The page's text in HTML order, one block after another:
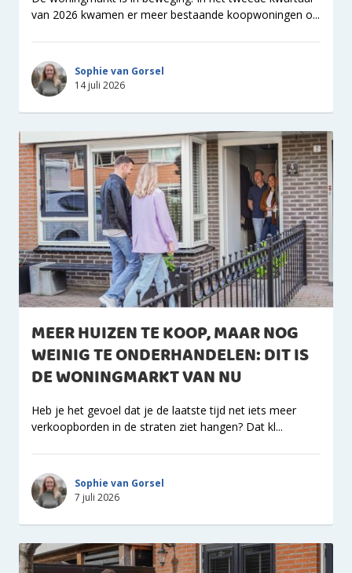
van 2026 kwamen er meer bestaande koopwoningen o...
Sophie van Gorsel
14 juli 2026
MEER HUIZEN TE KOOP, MAAR NOG
WEINIG TE ONDERHANDELEN: DIT IS
DE WONINGMARKT VAN NU
Heb je het gevoel dat je de laatste tijd net iets meer
verkoopborden in de straten ziet hangen? Dat kl...
Sophie van Gorsel
7 juli 2026